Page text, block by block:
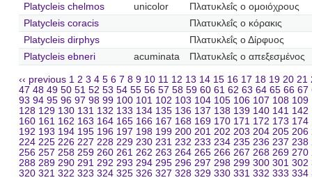
Platycleis chelmos
unicolor
Πλατυκλεΐς ο ομοιόχρους
Platycleis coracis
Πλατυκλεΐς ο κόρακις
Platycleis dirphys
Πλατυκλεΐς ο Δίρφυος
Platycleis ebneri
acuminata Πλατυκλεΐς ο απεξεσμένος
‹‹ previous 1 2 3 4 5 6 7 8 9 10 11 12 13 14 15 16 17 18 19 20 21
47 48 49 50 51 52 53 54 55 56 57 58 59 60 61 62 63 64 65 66 67
93 94 95 96 97 98 99 100 101 102 103 104 105 106 107 108 109
128 129 130 131 132 133 134 135 136 137 138 139 140 141 142
160 161 162 163 164 165 166 167 168 169 170 171 172 173 174
192 193 194 195 196 197 198 199 200 201 202 203 204 205 206
224 225 226 227 228 229 230 231 232 233 234 235 236 237 238
256 257 258 259 260 261 262 263 264 265 266 267 268 269 270
288 289 290 291 292 293 294 295 296 297 298 299 300 301 302
320 321 322 323 324 325 326 327 328 329 330 331 332 333 334